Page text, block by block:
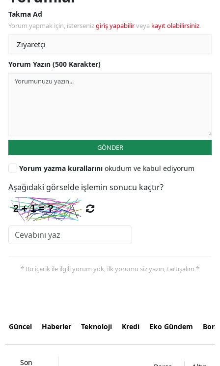
Takma Ad
Yorum yapmak için, istersenizgiriş yapabilirveya kayıt olabilirsiniz.
Yorum Yazın (500 Karakter)
GÖNDER
Yorum yazma kurallarını okudum ve kabul ediyorum
Aşağıdaki görselde işlemin sonucu kaçtır?
* Bu içerik ile ilgili yorum yok, ilk yorumu siz yazın, tartışalım *
Güncel Haberler Teknoloji Kredi Eko Gündem
Son